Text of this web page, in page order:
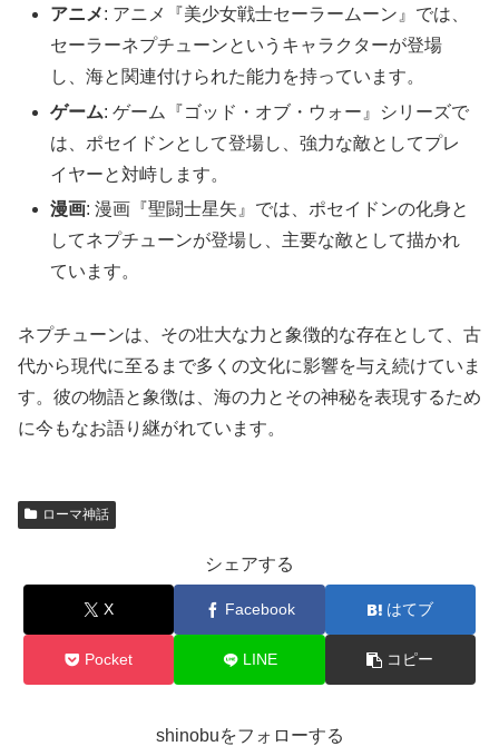
アニメ: アニメ『美少女戦士セーラームーン』では、
セーラーネプチューンというキャラクターが登場
し、海と関連付けられた能力を持っています。
ゲーム: ゲーム『ゴッド・オブ・ウォー』シリーズで
は、ポセイドンとして登場し、強力な敵としてプレ
イヤーと対峙します。
漫画: 漫画『聖闘士星矢』では、ポセイドンの化身と
してネプチューンが登場し、主要な敵として描かれ
ています。
ネプチューンは、その壮大な力と象徴的な存在として、古
代から現代に至るまで多くの文化に影響を与え続けていま
す。彼の物語と象徴は、海の力とその神秘を表現するため
に今もなお語り継がれています。
ローマ神話
シェアする
X Facebook はてブ
Pocket LINE コピー
shinobuをフォローする